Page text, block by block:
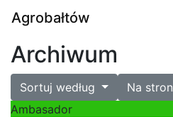
Agrobałtów
Archiwum
Sortuj według
Na
Ambasador